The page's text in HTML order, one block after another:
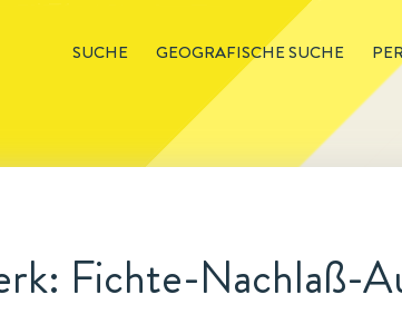
SUCHE GEOGRAFISCHE SUCHE
Fichte-Nachlaß-